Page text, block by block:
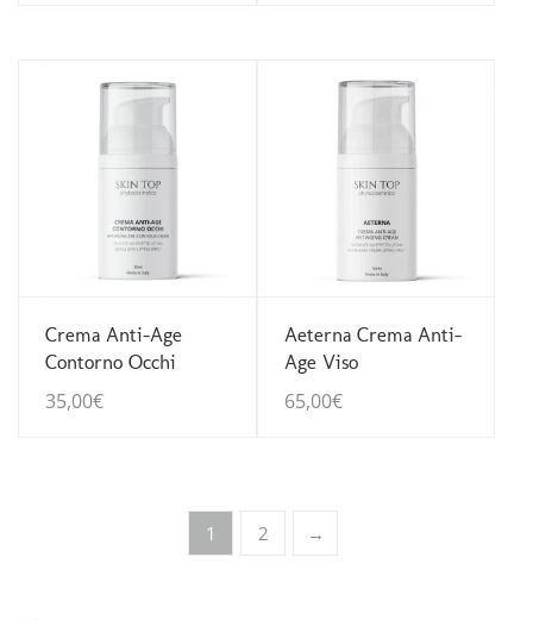
Guarda Dettagli
Crema Anti-Age
Contorno Occhi
35,00€
Guarda Dettagli
Aeterna Crema Anti-
Age Viso
65,00€
1 2 →